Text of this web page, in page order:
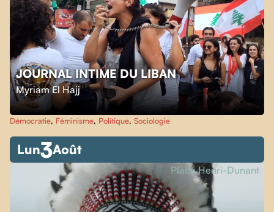
JOURNAL INTIME DU LIBAN
Myriam El Hajj
Démocratie, Féminisme, Politique, Sociologie
Lun3Août
Place Henri-Dunant